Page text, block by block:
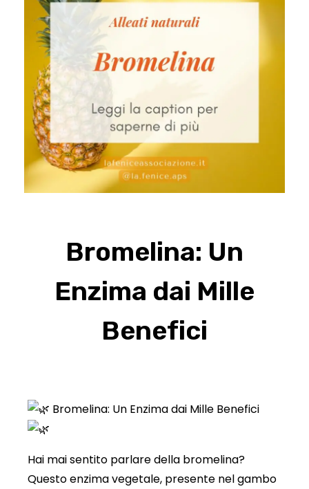
Bromelina: Un
Enzima dai Mille
Benefici
Bromelina: Un Enzima dai Mille Benefici
Hai mai sentito parlare della bromelina?
Questo enzima vegetale, presente nel gambo